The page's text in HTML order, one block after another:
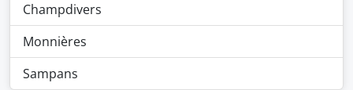
Champdivers
Monnières
Sampans